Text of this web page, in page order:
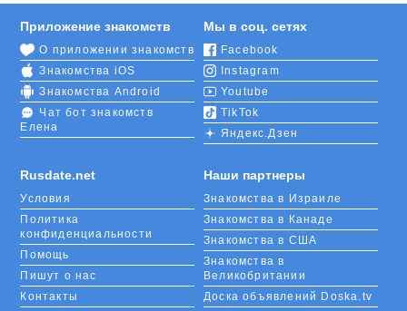
Rusdate.net
Условия
Политика
конфиденциальности
Помощь
Пишут о нас
Контакты
Приложение знакомств
О приложении знакомств
Знакомства iOS
Знакомства Android
Чат бот знакомств
Елена
Мы в соц. сетях
Facebook
Instagram
Youtube
TikTok
Яндекс.Дзен
Наши партнеры
Знакомства в Израиле
Знакомства в Канаде
Знакомства в США
Знакомства в
Великобритании
Доска объявлений Doska.tv